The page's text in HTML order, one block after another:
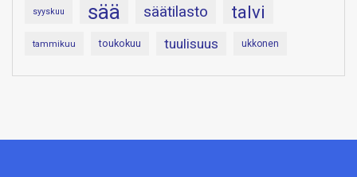
syyskuu sää säätilasto talvi
tammikuu toukokuu tuulisuus ukkonen